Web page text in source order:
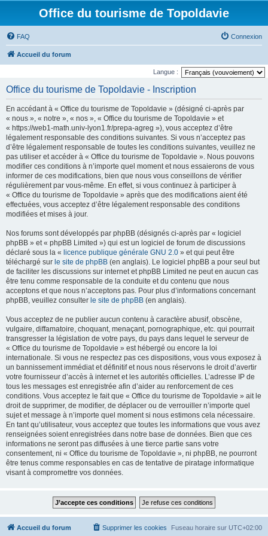
Office du tourisme de Topoldavie
FAQ Connexion
Accueil du forum
Langue :
Office du tourisme de Topoldavie - Inscription
En accédant à « Office du tourisme de Topoldavie » (désigné ci-après par
« nous », « notre », « nos », « Office du tourisme de Topoldavie » et
« https://web1-math.univ-lyon1.fr/prepa-agreg »), vous acceptez d’être
légalement responsable des conditions suivantes. Si vous n’acceptez pas
d’être légalement responsable de toutes les conditions suivantes, veuillez ne
pas utiliser et accéder à « Office du tourisme de Topoldavie ». Nous pouvons
modifier ces conditions à n’importe quel moment et nous essaierons de vous
informer de ces modifications, bien que nous vous conseillons de vérifier
régulièrement par vous-même. En effet, si vous continuez à participer à
« Office du tourisme de Topoldavie » après que des modifications aient été
effectuées, vous acceptez d’être légalement responsable des conditions
modifiées et mises à jour.
Nos forums sont développés par phpBB (désignés ci-après par « logiciel
phpBB » et « phpBB Limited ») qui est un logiciel de forum de discussions
déclaré sous la « licence publique générale GNU 2.0 » et qui peut être
téléchargé sur le site de phpBB (en anglais). Le logiciel phpBB a pour seul but
de faciliter les discussions sur internet et phpBB Limited ne peut en aucun cas
être tenu comme responsable de la conduite et du contenu que nous
acceptons et que nous n’acceptons pas. Pour plus d’informations concernant
phpBB, veuillez consulter le site de phpBB (en anglais).
Vous acceptez de ne publier aucun contenu à caractère abusif, obscène,
vulgaire, diffamatoire, choquant, menaçant, pornographique, etc. qui pourrait
transgresser la législation de votre pays, du pays dans lequel le serveur de
« Office du tourisme de Topoldavie » est hébergé ou encore la loi
internationale. Si vous ne respectez pas ces dispositions, vous vous exposez à
un bannissement immédiat et définitif et nous nous réservons le droit d’avertir
votre fournisseur d’accès à internet et les autorités officielles. L’adresse IP de
tous les messages est enregistrée afin d’aider au renforcement de ces
conditions. Vous acceptez le fait que « Office du tourisme de Topoldavie » ait le
droit de supprimer, de modifier, de déplacer ou de verrouiller n’importe quel
sujet et message à n’importe quel moment si nous estimons cela nécessaire.
En tant qu’utilisateur, vous acceptez que toutes les informations que vous avez
renseignées soient enregistrées dans notre base de données. Bien que ces
informations ne seront pas diffusées à une tierce partie sans votre
consentement, ni « Office du tourisme de Topoldavie », ni phpBB, ne pourront
être tenus comme responsables en cas de tentative de piratage informatique
visant à compromettre vos données.
Accueil du forum Fuseau horaire sur UTC+02:00
Supprimer les cookies